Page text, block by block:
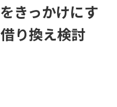
きっかけにす
り換え検討